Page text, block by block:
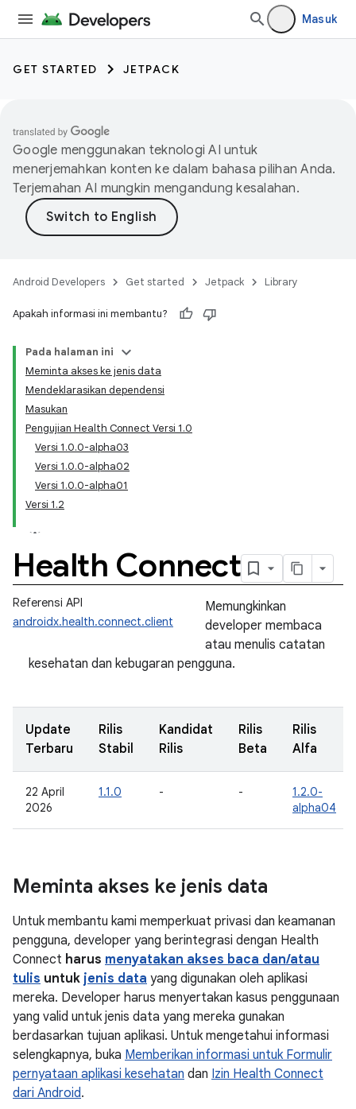
Masuk
GET STARTED JETPACK
Google menggunakan teknologi AI untuk
menerjemahkan konten ke dalam bahasa pilihan Anda.
Terjemahan AI mungkin mengandung kesalahan.
Android Developers Get started Jetpack Library
Apakah informasi ini membantu?
Pada halaman ini
Meminta akses ke jenis data
Mendeklarasikan dependensi
Masukan
Pengujian Health Connect Versi 1.0
Versi 1.0.0-alpha03
Versi 1.0.0-alpha02
Versi 1.0.0-alpha01
Versi 1.2
Health Connect
Referensi API
androidx.health.connect.client
Memungkinkan
developer membaca
atau menulis catatan
kesehatan dan kebugaran pengguna.
Update
Terbaru
Rilis
Stabil
Kandidat
Rilis
Rilis
Beta
Rilis
Alfa
22 April
2026
1.1.0 - -
1.2.0-
alpha04
Meminta akses ke jenis data
Untuk membantu kami memperkuat privasi dan keamanan
pengguna, developer yang berintegrasi dengan Health
Connect harus menyatakan akses baca dan/atau
tulis untuk jenis data yang digunakan oleh aplikasi
mereka. Developer harus menyertakan kasus penggunaan
yang valid untuk jenis data yang mereka gunakan
berdasarkan tujuan aplikasi. Untuk mengetahui informasi
selengkapnya, buka Memberikan informasi untuk Formulir
pernyataan aplikasi kesehatan dan Izin Health Connect
dari Android.